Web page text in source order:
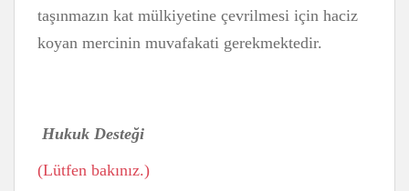
taşınmazın kat mülkiyetine çevrilmesi için haciz
koyan mercinin muvafakati gerekmektedir.
Hukuk Desteği
(Lütfen bakınız.)